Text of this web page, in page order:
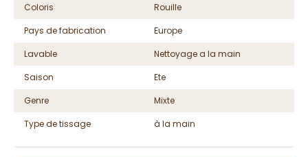
Coloris
Rouille
Pays de fabrication
Europe
Lavable
Nettoyage a la main
Saison
Ete
Genre
Mixte
Type de tissage
à la main